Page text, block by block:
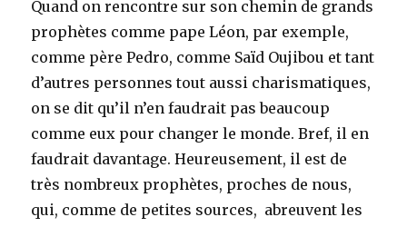
Quand on rencontre sur son chemin de grands
prophètes comme pape Léon, par exemple,
comme père Pedro, comme Saïd Oujibou et tant
d’autres personnes tout aussi charismatiques,
on se dit qu’il n’en faudrait pas beaucoup
comme eux pour changer le monde. Bref, il en
faudrait davantage. Heureusement, il est de
très nombreux prophètes, proches de nous,
qui, comme de petites sources, abreuvent les